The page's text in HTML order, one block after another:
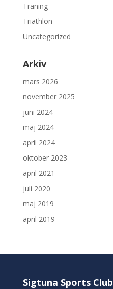
Träning
Triathlon
Uncategorized
Arkiv
mars 2026
november 2025
juni 2024
maj 2024
april 2024
oktober 2023
april 2021
juli 2020
maj 2019
april 2019
Sigtuna Sports Club